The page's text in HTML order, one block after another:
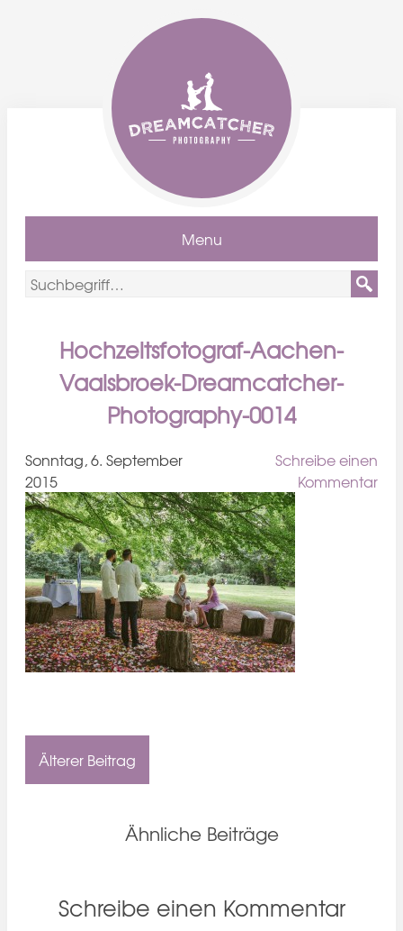
Menu
Hochzeitsfotograf-Aachen-
Vaalsbroek-Dreamcatcher-
Photography-0014
Sonntag, 6. September
2015
Schreibe einen
Kommentar
Älterer Beitrag
Ähnliche Beiträge
Schreibe einen Kommentar